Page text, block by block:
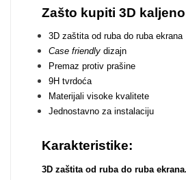
Zašto kupiti 3D
3D zaštita od ruba do ruba ekrana
Case friendly dizajn
Premaz protiv prašine
9H tvrdoća
Materijali visoke kvalitete
Jednostavno za instalaciju
Karakteristike:
3D zaštita od ruba do ruba ekrana.
Svijet životinja Auto -